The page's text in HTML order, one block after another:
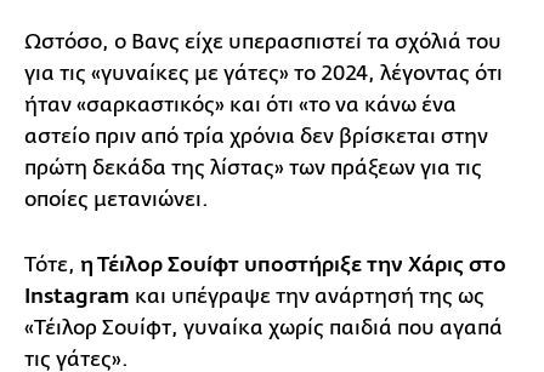
Ωστόσο, ο Βανς είχε υπερασπιστεί τα σχόλιά του
για τις «γυναίκες με γάτες» το 2024, λέγοντας ότι
ήταν «σαρκαστικός» και ότι «το να κάνω ένα
αστείο πριν από τρία χρόνια δεν βρίσκεται στην
πρώτη δεκάδα της λίστας» των πράξεων για τις
οποίες μετανιώνει.
Τότε, η Τέιλορ Σουίφτ υποστήριξε την Χάρις στο
Instagram και υπέγραψε την ανάρτησή της ως
«Τέιλορ Σουίφτ, γυναίκα χωρίς παιδιά που αγαπά
τις γάτες».